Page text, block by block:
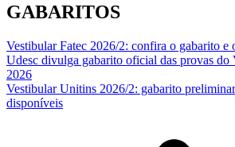
GABARITOS
Vestibular Fatec 2026/2: confira o gabarito e
Udesc divulga gabarito oficial das provas do
2026
Vestibular Unitins 2026/2: gabarito
disponíveis